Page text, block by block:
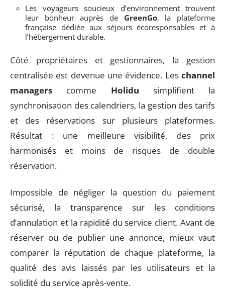
Les voyageurs soucieux d’environnement trouvent
leur bonheur auprès de GreenGo, la plateforme
française dédiée aux séjours écoresponsables et à
l’hébergement durable.
Côté propriétaires et gestionnaires, la gestion
centralisée est devenue une évidence. Les channel
managers comme Holidu simplifient la
synchronisation des calendriers, la gestion des tarifs
et des réservations sur plusieurs plateformes.
Résultat : une meilleure visibilité, des prix
harmonisés et moins de risques de double
réservation.
Impossible de négliger la question du paiement
sécurisé, la transparence sur les conditions
d’annulation et la rapidité du service client. Avant de
réserver ou de publier une annonce, mieux vaut
comparer la réputation de chaque plateforme, la
qualité des avis laissés par les utilisateurs et la
solidité du service après-vente.